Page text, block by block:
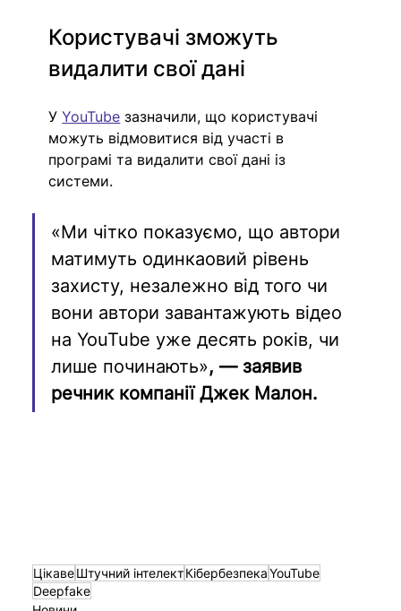
Користувачі зможуть
видалити свої дані
У YouTube зазначили, що користувачі
можуть відмовитися від участі в
програмі та видалити свої дані із
системи.
«Ми чітко показуємо, що автори
матимуть одинкаовий рівень
захисту, незалежно від того чи
вони автори завантажують відео
на YouTube уже десять років, чи
лише починають», — заявив
речник компанії Джек Малон.
ЦікавеШтучний інтелектКібербезпекаYouTube
Deepfake